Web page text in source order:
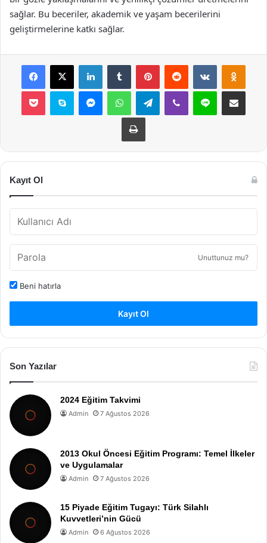
sağlar. Bu beceriler, akademik ve yaşam becerilerini
geliştirmelerine katkı sağlar.
Facebook
X LinkedInTumblr PinterestReddit VKontakte
Pocket Skype MessengerWhatsAppTelegramViber Line E-Posta ile
Yazdır
Kayıt Ol
Unuttunuz mu?
Beni hatırla
Kayıt Ol
Son Yazılar
2024 Eğitim Takvimi
Admin 7 Ağustos 2026
2013 Okul Öncesi Eğitim Programı: Temel İlkeler
ve Uygulamalar
Admin 7 Ağustos 2026
15 Piyade Eğitim Tugayı: Türk Silahlı
Kuvvetleri’nin Gücü
Admin 6 Ağustos 2026